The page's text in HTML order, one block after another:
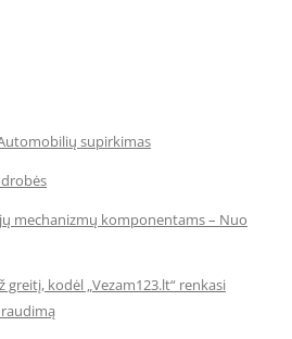
supirkimas
mechanizmų komponentams – Nuo
kodėl „Vezam123.lt“ renkasi